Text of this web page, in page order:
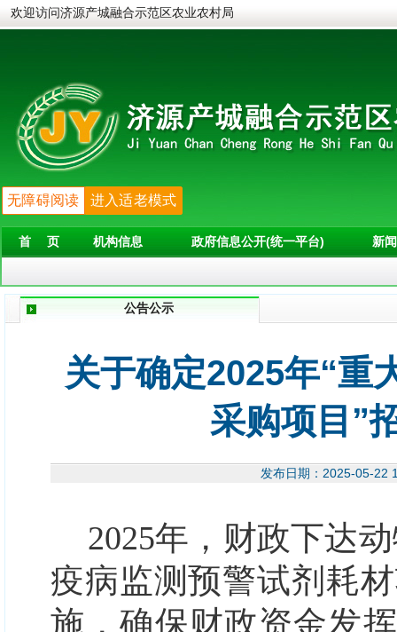
欢迎访问济源产城融合示范区农业农村局
无障碍阅读 进入适老模式
首 页 机构信息 政府信息公开(统一平台) 新
公告公示
关于确定2025年“重
采购项目”
发布日期：2025-
2025年，财政下达
疫病监测预警试剂耗
施，确保财政资金发